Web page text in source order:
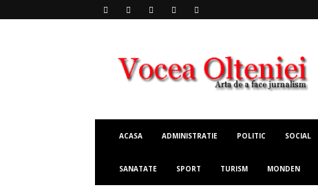
Olteniei
ACASA ADMINISTRATIE POLITIC SOCIAL
SANATATE SPORT TURISM MONDEN